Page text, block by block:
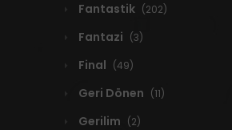
Fantastik (202)
Fantazi (3)
Final (49)
Geri Dönen (11)
Gerilim (2)